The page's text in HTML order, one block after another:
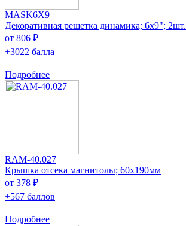
MASK6X9
Декоративная решетка динамика; 6x9"; 2шт.
от 806 ₽
+3022 балла
Подробнее
RAM-40.027
Крышка отсека магнитолы; 60x190мм
от 378 ₽
+567 баллов
Подробнее